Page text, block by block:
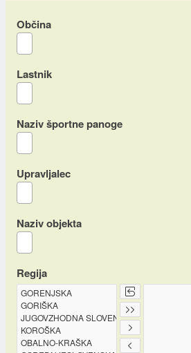
Občina
Lastnik
Naziv športne panoge
Upravljalec
Naziv objekta
Regija